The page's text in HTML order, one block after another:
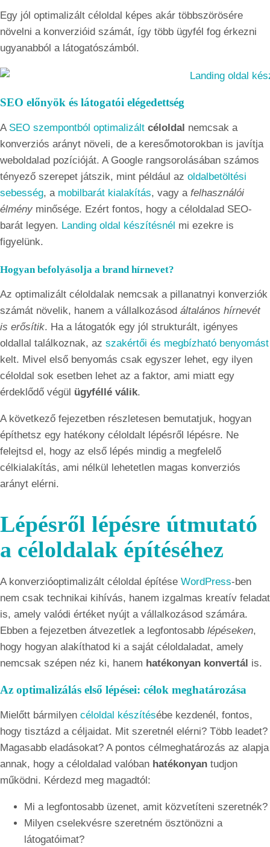
Egy jól optimalizált céloldal képes akár többszörösére
növelni a konverzióid számát, így több ügyfél fog érkezni
ugyanabból a látogatószámból.
SEO előnyök és látogatói elégedettség
A SEO szempontból optimalizált céloldal nemcsak a
konverziós arányt növeli, de a keresőmotorokban is javítja
weboldalad pozícióját. A Google rangsorolásában számos
tényező szerepet játszik, mint például az oldalbetöltési
sebesség, a mobilbarát kialakítás, vagy a felhasználói
élmény minősége. Ezért fontos, hogy a céloldalad SEO-
barát legyen. Landing oldal készítésnél mi ezekre is
figyelünk.
Hogyan befolyásolja a brand hírnevet?
Az optimalizált céloldalak nemcsak a pillanatnyi konverziók
számát növelik, hanem a vállalkozásod általános hírnevét
is erősítik. Ha a látogatók egy jól strukturált, igényes
oldallal találkoznak, az szakértői és megbízható benyomást
kelt. Mivel első benyomás csak egyszer lehet, egy ilyen
céloldal sok esetben lehet az a faktor, ami miatt egy
érdeklődő végül ügyféllé válik.
A következő fejezetben részletesen bemutatjuk, hogyan
építhetsz egy hatékony céloldalt lépésről lépésre. Ne
felejtsd el, hogy az első lépés mindig a megfelelő
célkialakítás, ami nélkül lehetetlen magas konverziós
arányt elérni.
Lépésről lépésre útmutató
a céloldalak építéséhez
A konverzióoptimalizált céloldal építése WordPress-ben
nem csak technikai kihívás, hanem izgalmas kreatív feladat
is, amely valódi értéket nyújt a vállalkozásod számára.
Ebben a fejezetben átvezetlek a legfontosabb lépéseken,
hogy hogyan alakíthatod ki a saját céloldaladat, amely
nemcsak szépen néz ki, hanem hatékonyan konvertál is.
Az optimalizálás első lépései: célok meghatározása
Mielőtt bármilyen céloldal készítésébe kezdenél, fontos,
hogy tisztázd a céljaidat. Mit szeretnél elérni? Több leadet?
Magasabb eladásokat? A pontos célmeghatározás az alapja
annak, hogy a céloldalad valóban hatékonyan tudjon
működni. Kérdezd meg magadtól:
Mi a legfontosabb üzenet, amit közvetíteni szeretnék?
Milyen cselekvésre szeretném ösztönözni a
látogatóimat?